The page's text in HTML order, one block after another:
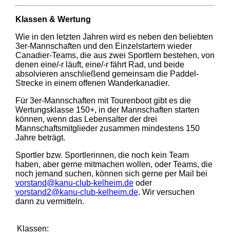
Klassen & Wertung
Wie in den letzten Jahren wird es neben den beliebten
3er-Mannschaften und den Einzelstartern wieder
Canadier-Teams, die aus zwei Sportlern bestehen, von
denen eine/-r läuft, eine/-r fährt Rad, und beide
absolvieren anschließend gemeinsam die Paddel-
Strecke in einem offenen Wanderkanadier.
Für 3er-Mannschaften mit Tourenboot gibt es die
Wertungsklasse 150+, in der Mannschaften starten
können, wenn das Lebensalter der drei
Mannschaftsmitglieder zusammen mindestens 150
Jahre beträgt.
Sportler bzw. Sportlerinnen, die noch kein Team
haben, aber gerne mitmachen wollen, oder Teams, die
noch jemand suchen, können sich gerne per Mail bei
vorstand@kanu-club-kelheim.deoder
vorstand2@kanu-club-kelheim.de. Wir versuchen
dann zu vermitteln.
Klassen: